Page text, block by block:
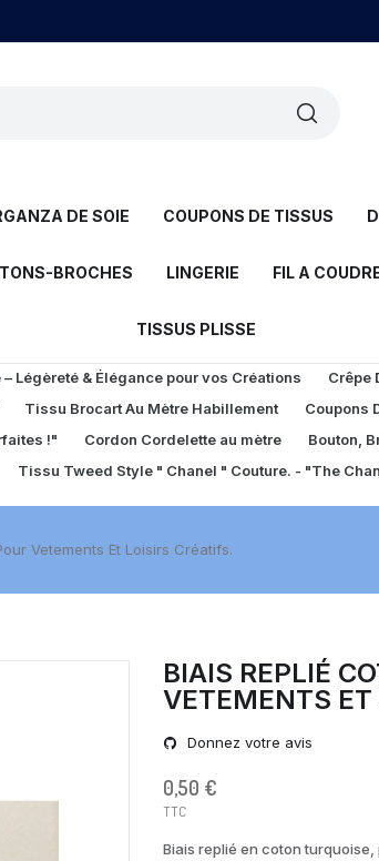
DE SOIE COUPONS DE TISSUS
BROCHES LINGERIE FIL A
TISSUS PLISSE
Légèreté & Élégance pour vos Créations Crêpe
Tissu Brocart Au Mètre Habillement Coupons
!" Cordon Cordelette au mètre Bouton,
Tissu Tweed Style " Chanel " Couture. - "The
Vetements Et Loisirs Créatifs.
BIAIS REPLIÉ
VETEMENTS ET
Donnez votre avis
0,50 €
TTC
Biais replié en coton